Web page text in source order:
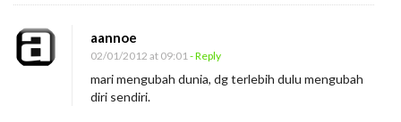
p
r
aannoe
02/01/2012 at 09:01- Reply
mari mengubah dunia, dg terlebih dulu mengubah
diri sendiri.